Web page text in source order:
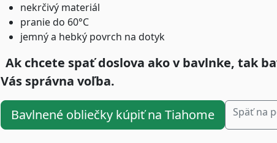
nekrčivý materiál
pranie do 60°C
jemný a hebký povrch na dotyk
Ak chcete spať doslova ako v bavlnke, tak
Vás správna voľba.
Bavlnené obliečky kúpiť na Tiahome Späť na